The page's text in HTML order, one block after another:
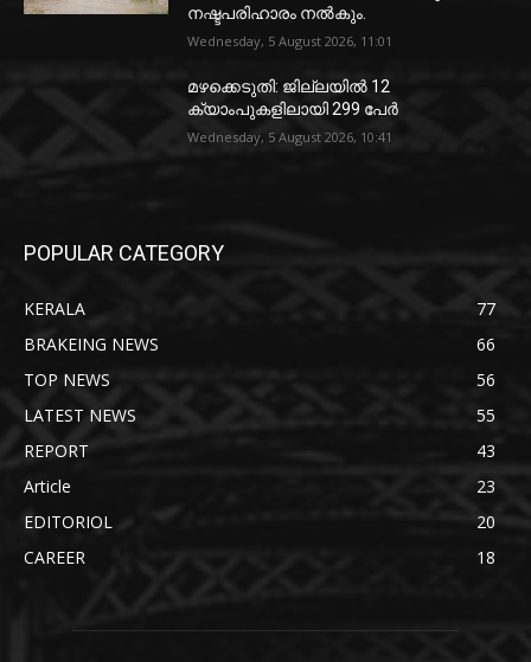
നഷ്ടപരിഹാരം നൽകും.
Wednesday, 5 August 2026, 11:01
മഴക്കെടുതി: ജില്ലയിൽ 12
ക്യാംപുകളിലായി 299 പേർ
Wednesday, 5 August 2026, 10:41
POPULAR CATEGORY
KERALA
77
BRAKEING NEWS
66
TOP NEWS
56
LATEST NEWS
55
REPORT
43
Article
23
EDITORIOL
20
CAREER
18